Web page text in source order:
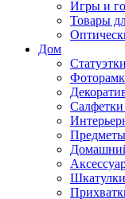
Игры и
Товары
Дом
Шкатулки